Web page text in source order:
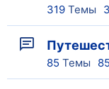
319 Темы
85 Темы 85